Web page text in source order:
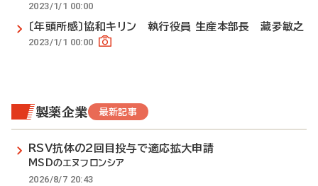
2023/1/1 00:00
〔年頭所感〕協和キリン 執行役員 生産本部長 藏夛敏之
2023/1/1 00:00
製薬企業 最新記事
RSV抗体の2回目投与で適応拡大申請
MSDのエヌフロンシア
2026/8/7 20:43